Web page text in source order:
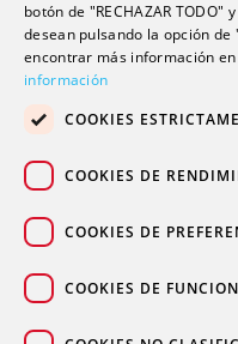
botón de "RECHAZAR TODO"
desean pulsando la opción de
encontrar más información
información
COOKIES
COOKIES DE
COOKIES DE
COOKIES DE